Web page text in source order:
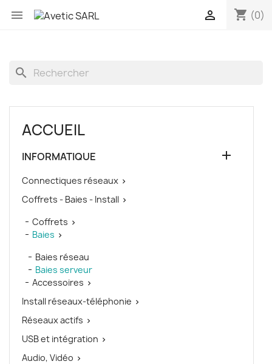
 shopping_cart (0)

search
ACCUEIL
INFORMATIQUE 
Connectiques réseaux 
Coffrets - Baies - Install 
Coffrets 
Baies 
Baies réseau
Baies serveur
Accessoires 
Install réseaux-téléphonie 
Réseaux actifs 
USB et intégration 
Audio, Vidéo 